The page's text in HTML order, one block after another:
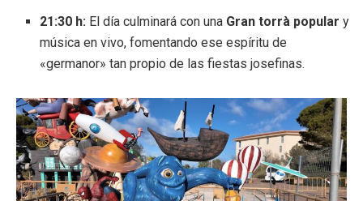
21:30 h: El día culminará con una Gran torrà popular y
música en vivo, fomentando ese espíritu de
«germanor» tan propio de las fiestas josefinas.